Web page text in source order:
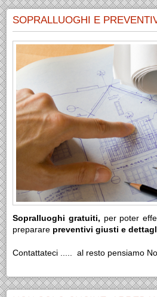
SOPRALLUOGHI E
Sopralluoghi gratuiti, per poter
preparare preventivi giusti e
Contattateci ..... al resto pensiamo